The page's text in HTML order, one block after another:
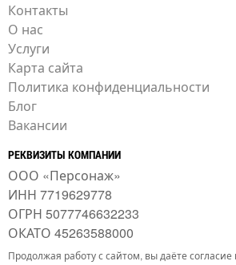
Контакты
О нас
Услуги
Карта сайта
Политика конфиденциальности
Блог
Вакансии
РЕКВИЗИТЫ КОМПАНИИ
ООО «Персонаж»
ИНН 7719629778
ОГРН 5077746632233
ОКАТО 45263588000
Продолжая работу с сайтом, вы даёте